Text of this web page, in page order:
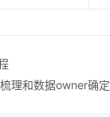
理和数据owner确定